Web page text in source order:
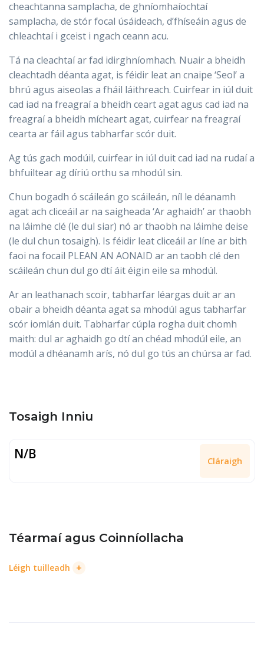
cheachtanna samplacha, de ghníomhaíochtaí
samplacha, de stór focal úsáideach, d’fhíseáin agus de
chleachtaí i gceist i ngach ceann acu.
Tá na cleachtaí ar fad idirghníomhach. Nuair a bheidh
cleachtadh déanta agat, is féidir leat an cnaipe ‘Seol’ a
bhrú agus aiseolas a fháil láithreach. Cuirfear in iúl duit
cad iad na freagraí a bheidh ceart agat agus cad iad na
freagraí a bheidh mícheart agat, cuirfear na freagraí
cearta ar fáil agus tabharfar scór duit.
Ag tús gach modúil, cuirfear in iúl duit cad iad na rudaí a
bhfuiltear ag díriú orthu sa mhodúl sin.
Chun bogadh ó scáileán go scáileán, níl le déanamh
agat ach cliceáil ar na saigheada ‘Ar aghaidh’ ar thaobh
na láimhe clé (le dul siar) nó ar thaobh na láimhe deise
(le dul chun tosaigh). Is féidir leat cliceáil ar líne ar bith
faoi na focail PLEAN AN AONAID ar an taobh clé den
scáileán chun dul go dtí áit éigin eile sa mhodúl.
Ar an leathanach scoir, tabharfar léargas duit ar an
obair a bheidh déanta agat sa mhodúl agus tabharfar
scór iomlán duit. Tabharfar cúpla rogha duit chomh
maith: dul ar aghaidh go dtí an chéad mhodúl eile, an
modúl a dhéanamh arís, nó dul go tús an chúrsa ar fad.
Tosaigh Inniu
N/B Cláraigh
Téarmaí agus Coinníollacha
Léigh tuilleadh +